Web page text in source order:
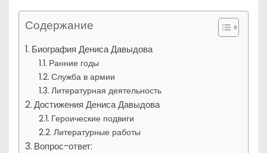
Содержание
Биография Дениса Давыдова
Ранние годы
Служба в армии
Литературная деятельность
Достижения Дениса Давыдова
Героические подвиги
Литературные работы
Вопрос-ответ: